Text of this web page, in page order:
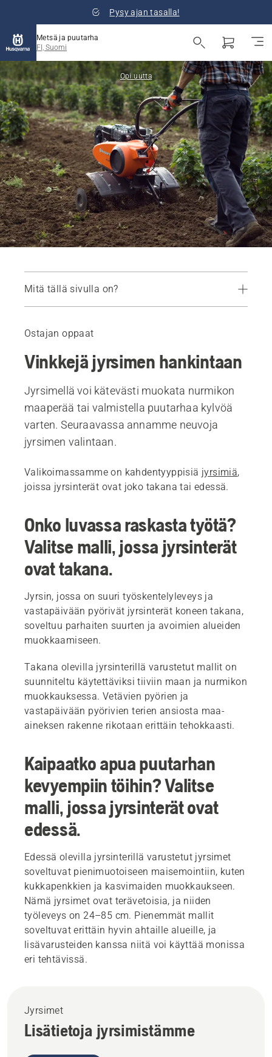
Pysy ajan tasalla!
Metsä ja puutarha
FI, Suomi
Opi uutta
Mitä tällä sivulla on?
Ostajan oppaat
Vinkkejä jyrsimen hankintaan
Jyrsimellä voi kätevästi muokata nurmikon
maaperää tai valmistella puutarhaa kylvöä
varten. Seuraavassa annamme neuvoja
jyrsimen valintaan.
Valikoimassamme on kahdentyyppisiä jyrsimiä,
joissa jyrsinterät ovat joko takana tai edessä.
Onko luvassa raskasta työtä?
Valitse malli, jossa jyrsinterät
ovat takana.
Jyrsin, jossa on suuri työskentelyleveys ja
vastapäivään pyörivät jyrsinterät koneen takana,
soveltuu parhaiten suurten ja avoimien alueiden
muokkaamiseen.
Takana olevilla jyrsinterillä varustetut mallit on
suunniteltu käytettäviksi tiiviin maan ja nurmikon
muokkauksessa. Vetävien pyörien ja
vastapäivään pyörivien terien ansiosta maa-
aineksen rakenne rikotaan erittäin tehokkaasti.
Kaipaatko apua puutarhan
kevyempiin töihin? Valitse
malli, jossa jyrsinterät ovat
edessä.
Edessä olevilla jyrsinterillä varustetut jyrsimet
soveltuvat pienimuotoiseen maisemointiin, kuten
kukkapenkkien ja kasvimaiden muokkaukseen.
Nämä jyrsimet ovat terävetoisia, ja niiden
työleveys on 24–85 cm. Pienemmät mallit
soveltuvat erittäin hyvin ahtaille alueille, ja
lisävarusteiden kanssa niitä voi käyttää monissa
eri tehtävissä.
Jyrsimet
Lisätietoja jyrsimistämme